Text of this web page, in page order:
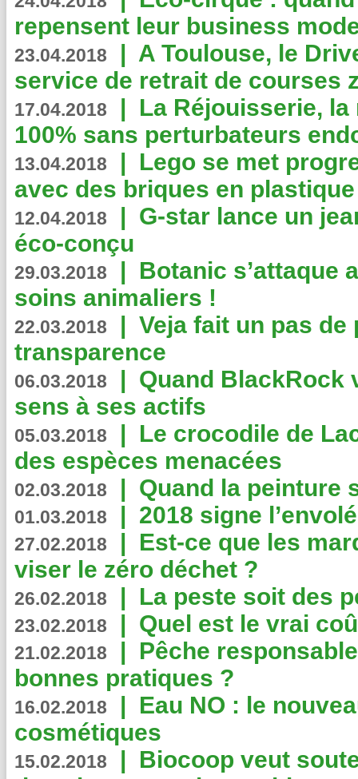
repensent leur business
23.04.2018 | A Toulouse, le
service de retrait de courses
17.04.2018 | La Réjouisserie,
100% sans perturbateurs
13.04.2018 | Lego se met
avec des briques en
12.04.2018 | G-star lance un
éco-conçu
29.03.2018 | Botanic s’attaque
soins animaliers !
22.03.2018 | Veja fait un pas de
transparence
06.03.2018 | Quand BlackRock
sens à ses actifs
05.03.2018 | Le crocodile de
des espèces menacées
02.03.2018 | Quand la peinture
01.03.2018 | 2018 signe
27.02.2018 | Est-ce que les
viser le zéro déchet ?
26.02.2018 | La peste soit des
23.02.2018 | Quel est le vrai
21.02.2018 | Pêche
bonnes pratiques ?
16.02.2018 | Eau NO : le
cosmétiques
15.02.2018 | Biocoop veut